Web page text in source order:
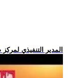
.. المدير التنفيذي